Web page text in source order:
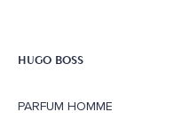
HUGO BOSS
PARFUM HOMME